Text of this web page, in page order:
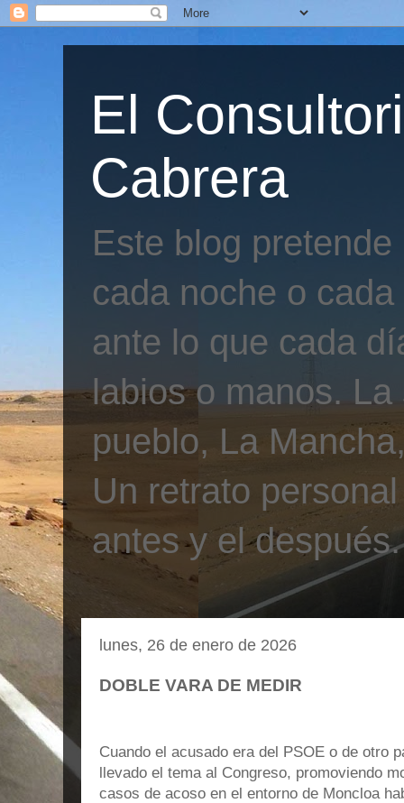
El
Cabrera
Este blog
cada noche o
ante lo que cada
labios o manos.
pueblo, La
Un retrato
antes y el después.
lunes, 26 de enero de 2026
DOBLE VARA DE MEDIR
Cuando el acusado era del PSOE o de otro
llevado el tema al Congreso, promoviendo
casos de acoso en el entorno de Moncloa